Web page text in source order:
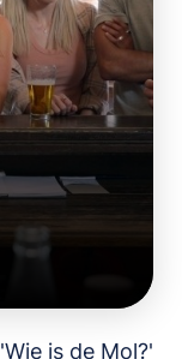
is de Mol?'